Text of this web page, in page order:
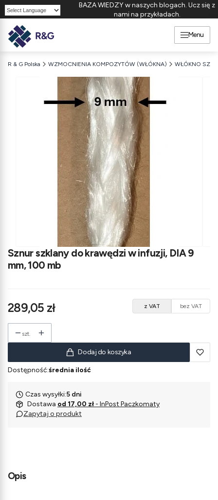
Powered by
BAZA WIEDZY w naszych blogach. Ucz się z
nami na przykładach.
Menu
R & G Polska WZMOCNIENIA KOMPOZYTÓW (WŁÓKNA) WŁÓKNO
Sznur szklany do krawędzi w infuzji, DIA 9
mm, 100 mb
z VAT bez VAT
Cena
289,05 zł
szt.
Dodaj do koszyka
Dostępność:średnia ilość
Czas wysyłki:5 dni
Dostawa od 17,00 zł - InPost Paczkomaty
Zapytaj o produkt
Opis